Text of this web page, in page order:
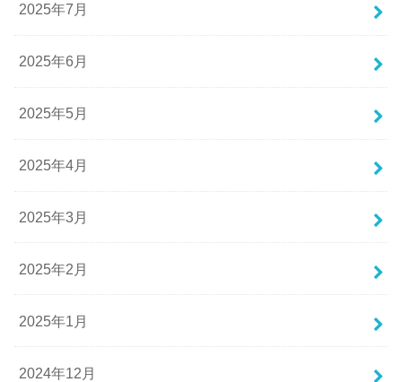
2025年7月
2025年6月
2025年5月
2025年4月
2025年3月
2025年2月
2025年1月
2024年12月